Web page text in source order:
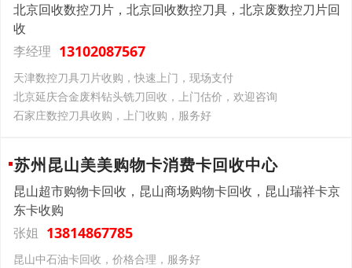
北京回收数控刀片，北京回收数控刀具，北京废数控刀片回
收
李经理 13102087567
天津数控刀具刀片收购，快速上门，现场支付
北京延庆合金废料钻头铣刀回收，上门估价，欢迎咨询
石家庄数控刀具收购，上门收购，服务好
苏州昆山美美购物卡消费卡回收中心
昆山超市购物卡回收，昆山商场购物卡回收，昆山瑞祥卡京
东卡收购
张姐 13814867785
昆山中石油卡回收，价格合理，服务好